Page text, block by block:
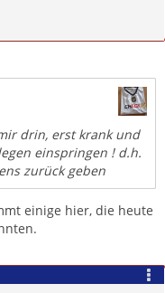
drin, erst krank und
einspringen ! d.h.
zurück geben
einige hier, die heute
Zitieren